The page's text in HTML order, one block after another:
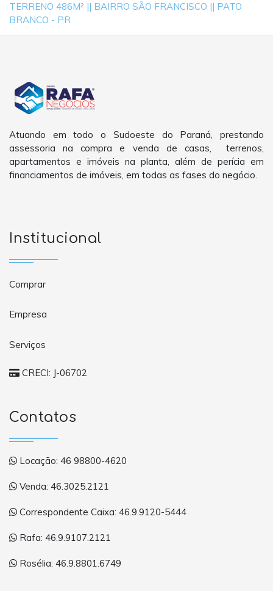
TERRENO 486M² || BAIRRO SÃO FRANCISCO || PATO
BRANCO - PR
Atuando em todo o Sudoeste do Paraná, prestando
assessoria na compra e venda de casas, terrenos,
apartamentos e imóveis na planta, além de perícia em
financiamentos de imóveis, em todas as fases do negócio.
Institucional
Comprar
Empresa
Serviços
CRECI: J-06702
Contatos
Locação: 46 98800-4620
Venda: 46.3025.2121
Correspondente Caixa: 46.9.9120-5444
Rafa: 46.9.9107.2121
Rosélia: 46.9.8801.6749